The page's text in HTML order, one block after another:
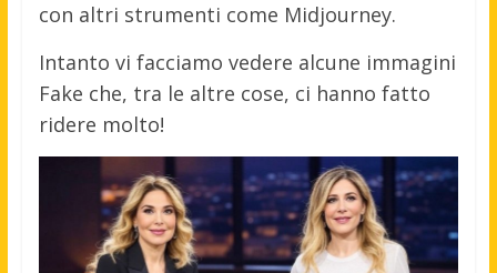
con altri strumenti come Midjourney.
Intanto vi facciamo vedere alcune immagini
Fake che, tra le altre cose, ci hanno fatto
ridere molto!